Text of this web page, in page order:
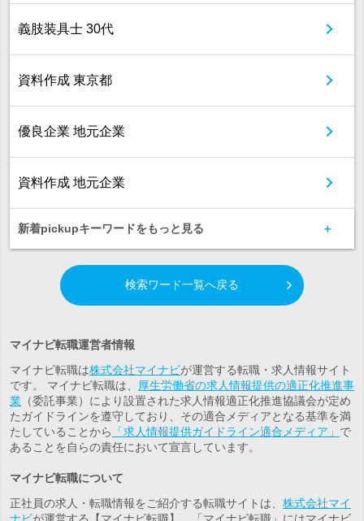
義肢装具士 30代
資料作成 東京都
優良企業 地元企業
資料作成 地元企業
新着pickupキーワードをもっと見る
検索ワード一覧へ戻る
マイナビ転職運営者情報
マイナビ転職は株式会社マイナビが運営する転職・求人情報サイト
です。 マイナビ転職は、
厚生労働省の求人情報提供の適正化推進事
業 （委託事業）により設置された求人情報適正化推進協議会が定め
たガイドラインを遵守しており、その適合メディアとなる基準を満
たしていることから
「求人情報提供ガイドライン適合メディア」 で
あることを自らの責任において宣言しています。
マイナビ転職について
正社員の求人・転職情報をご紹介する転職サイトは、 株式会社マイ